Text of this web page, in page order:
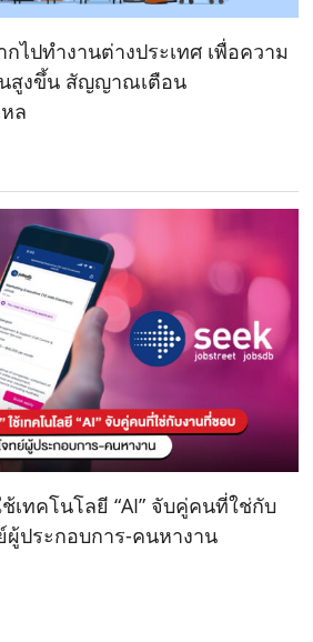
ไปทำงานต่างประเทศ เพื่อความ
สูงขึ้น สัญญาณเตือน
ล
ช้เทคโนโลยี “AI” จับคู่คนที่ใช่กับ
ประกอบการ-คนหางาน